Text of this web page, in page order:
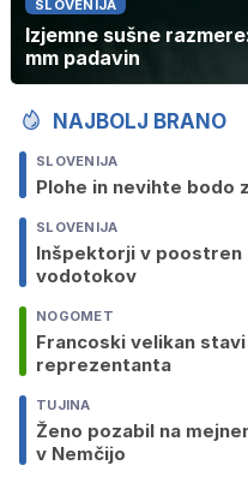
SLOVENIJA
Izjemne sušne
mm padavin
NAJBOLJ BRANO
SLOVENIJA
Plohe in nevihte bodo
SLOVENIJA
Inšpektorji v poostren
vodotokov
NOGOMET
Francoski velikan
reprezentanta
TUJINA
Ženo pozabil na
v Nemčijo